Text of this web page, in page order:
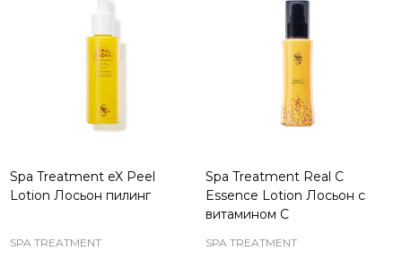
Spa Treatment eX Peel
Lotion Лосьон пилинг
SPA TREATMENT
Spa Treatment Real C
Essence Lotion Лосьон с
витамином С
SPA TREATMENT